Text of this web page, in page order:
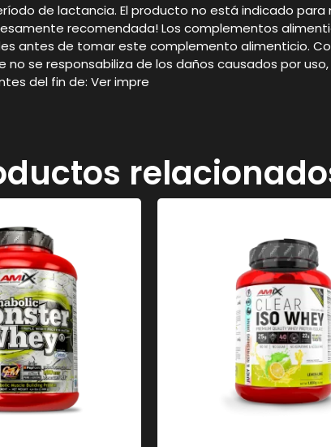
de lactancia. El producto no está indicado
recomendada! Los complementos
antes de tomar este complemento alimenticio.
no se responsabiliza de los daños causados por
del fin de: Ver impre